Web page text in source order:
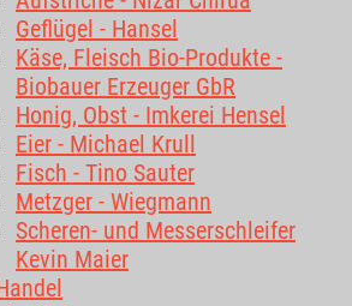
Geflügel - Hansel
Käse, Fleisch Bio-Produkte -
Biobauer Erzeuger GbR
Honig, Obst - Imkerei Hensel
Eier - Michael Krull
Fisch - Tino Sauter
Metzger - Wiegmann
Scheren- und Messerschleifer
Kevin Maier